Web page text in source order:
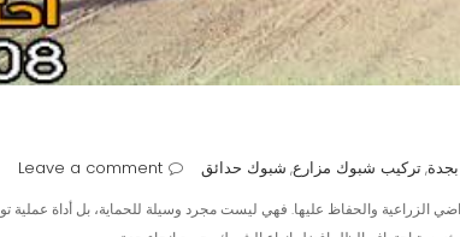
,تركيب شبوك مزارع, شبوك حدائق Leave a comment
الزراعية والحفاظ عليها. فهي ليست مجرد وسيلة للحماية، بل أداة عملية